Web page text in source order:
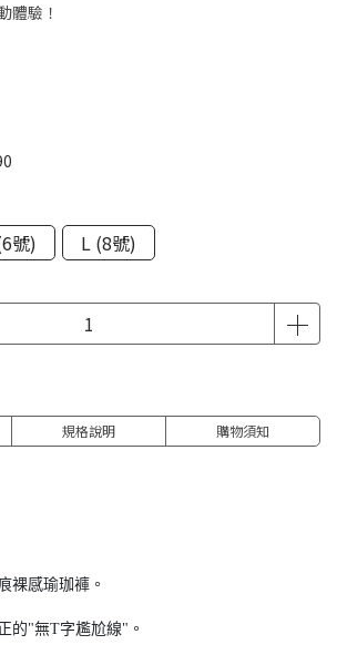
體驗！
號) L (8號)
規格說明 購物須知
裸感瑜珈褲。
的"無T字尷尬線"。